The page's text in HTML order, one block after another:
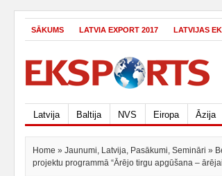
SĀKUMS LATVIA EXPORT 2017 LATVIJAS
Latvija Baltija NVS Eiropa Āzija
Home » Jaunumi, Latvija, Pasākumi, Semināri »
projektu programmā “Ārējo tirgu apgūšana –